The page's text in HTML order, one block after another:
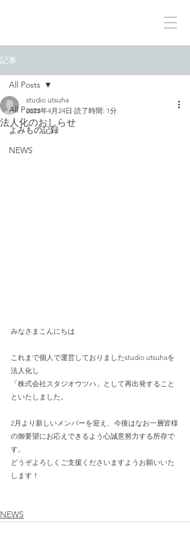
記事
All Posts
よみもの記録
NEWS
All Posts
法人化のおしらせ
studio utsuha
2023年4月24日 読了時間: 1分
みなさまこんにちは
これまで個人で運営しておりましたstudio utsuhaを
法人化し
「株式会社スタジオウツハ」として再出発すること
といたしました。
2月より新しいメンバーを迎え、今後はなお一層皆様
の御要望にお応えできるよう心誠意努力する所存で
す。
どうぞよろしくご支援くださいますようお願いいた
します！
NEWS